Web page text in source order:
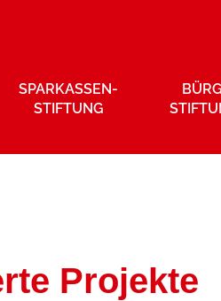
SPARKASSEN­
STIFTUNG
Projekte